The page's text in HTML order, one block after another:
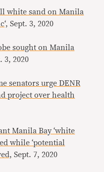
white sand on Manila
‘, Sept. 3, 2020
sought on Manila
3, 2020
senators urge DENR
project over health
Manila Bay ‘white
while ‘potential
Sept. 7, 2020